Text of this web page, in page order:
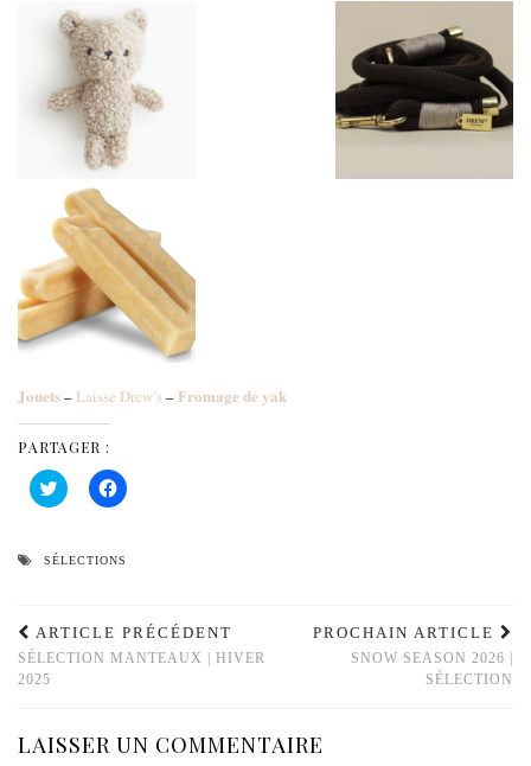
Jouets– Laisse Drew’s– Fromage de yak
PARTAGER :
Cliquez
pour
dans
Cliquez
pour
dans
SÉLECTIONS
ARTICLE PRÉCÉDENT
SÉLECTION MANTEAUX | HIVER
2025
PROCHAIN ARTICLE
SNOW SEASON 2026 |
SÉLECTION
LAISSER UN COMMENTAIRE